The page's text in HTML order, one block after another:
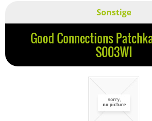
Sonstige
Good Connections
S003WI